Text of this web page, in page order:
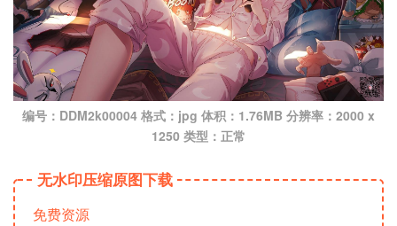
编号：DDM2k00004 格式：jpg 体积：1.76MB 分辨率：2000 x
1250 类型：正常
无水印压缩原图下载
免费资源